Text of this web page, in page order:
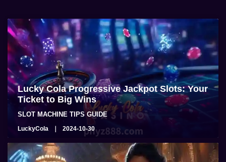
SLOT MACHINE TIPS GUIDE
Lucky Cola Progressive Jackpot Slots: Your
Ticket to Big Wins
LuckyCola 2024-10-30